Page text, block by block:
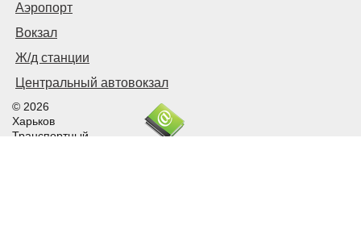
Аэропорт
Вокзал
Ж/д станции
Центральный автовокзал
© 2026
Харьков
Транспортный
Связаться с нами